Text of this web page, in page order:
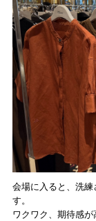
会場に入ると、洗
す。
ワクワク、期待感が